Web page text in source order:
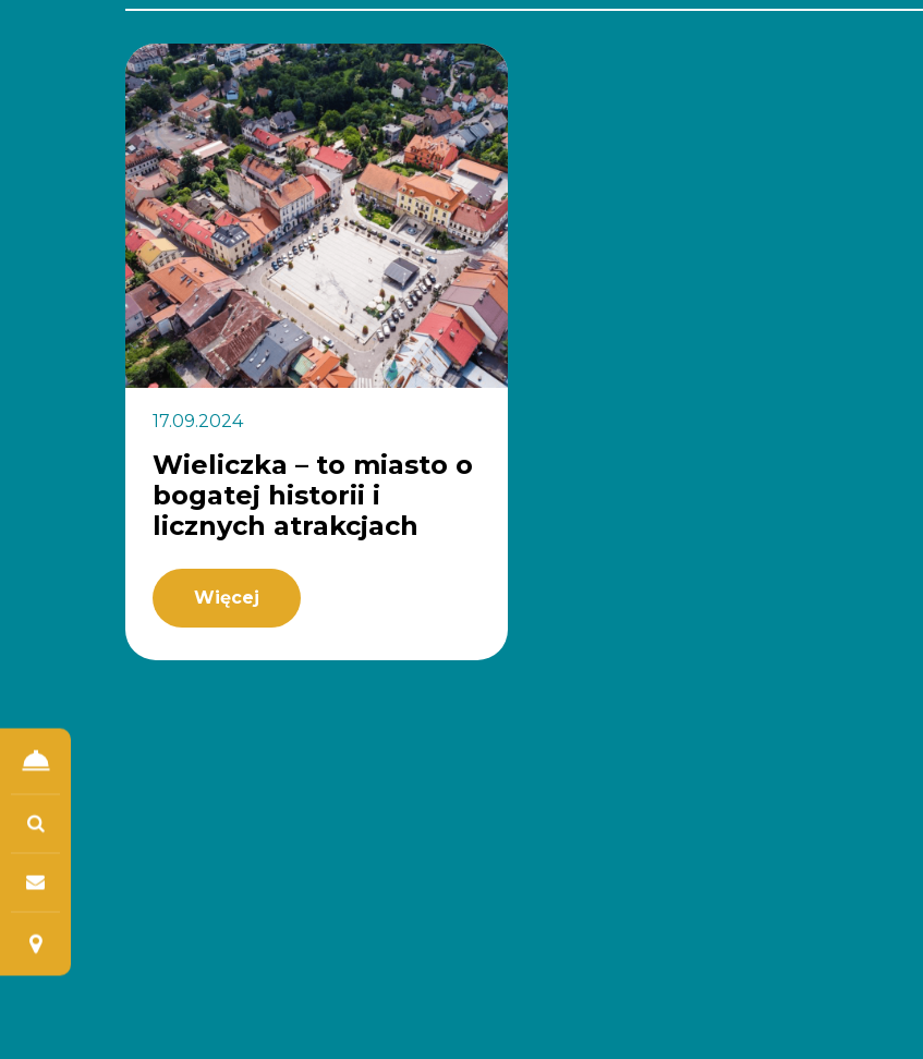
17.09.2024
Wieliczka – to miasto o
bogatej historii i
licznych atrakcjach
Więcej